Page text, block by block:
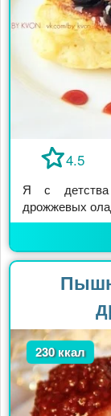
4.5
Я с
дрожжевых
230 ккал